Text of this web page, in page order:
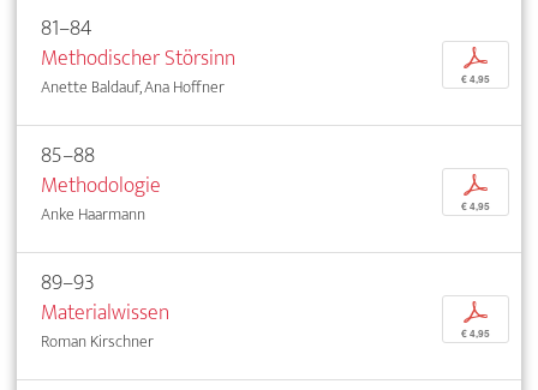
81–84
Methodischer Störsinn
Anette Baldauf, Ana Hoffner
p
€ 4,95
85–88
Methodologie
Anke Haarmann
p
€ 4,95
89–93
Materialwissen
Roman Kirschner
p
€ 4,95